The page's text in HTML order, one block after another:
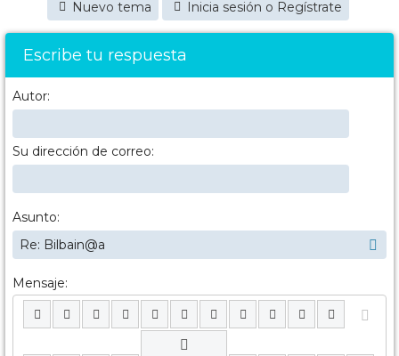
Nuevo tema
Inicia sesión o Regístrate
Escribe tu respuesta
Autor:
Su dirección de correo:
Asunto:
Mensaje: